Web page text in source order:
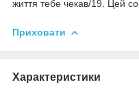
життя тебе чекав/19. Цей
Приховати
Характеристики